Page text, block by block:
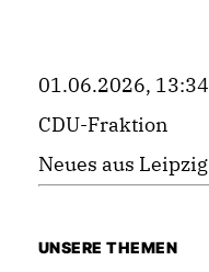
01.06.2026,
CDU-Fraktion
Neues aus Leipzig
UNSERE THEMEN